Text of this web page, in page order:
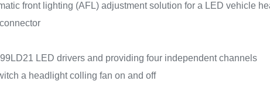
front lighting (AFL) adjustment solution for a LED vehicle
LED drivers and providing four independent channels
a headlight colling fan on and off